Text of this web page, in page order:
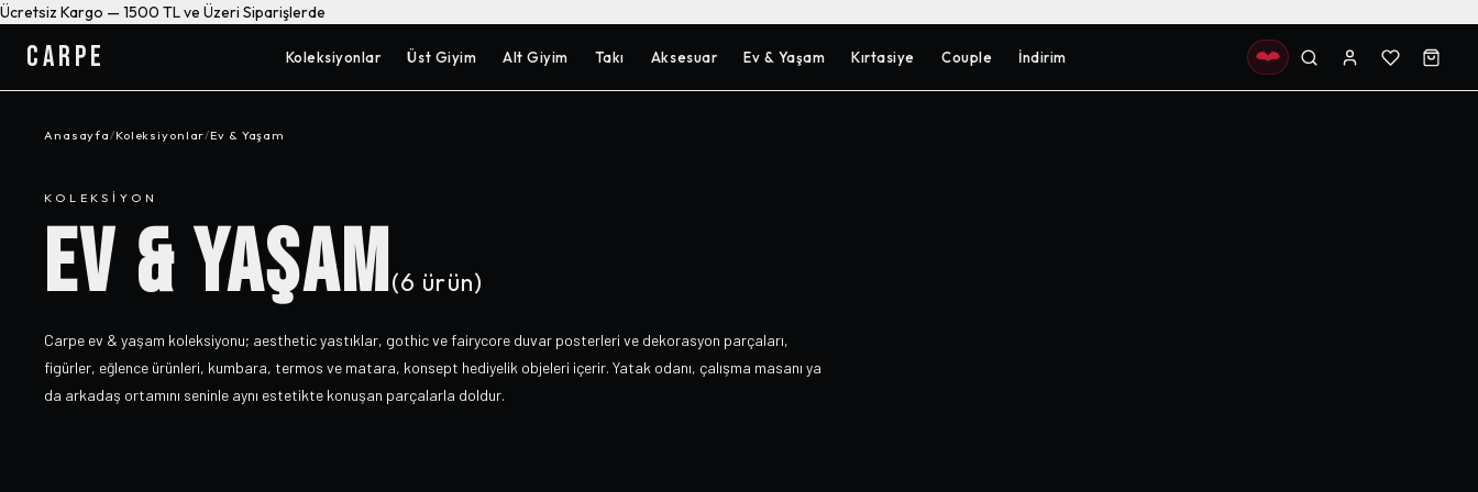
Ücretsiz Kargo — 1500 TL ve Üzeri Siparişlerde
CARPE Koleksiyonlar Üst Giyim Alt Giyim Takı Aksesuar Ev & Yaşam Kırtasiye Couple İndirim
Anasayfa/Koleksiyonlar/Ev & Yaşam
KOLEKSIYON
EV & YAŞAM(6 ürün)
Carpe ev & yaşam koleksiyonu; aesthetic yastıklar, gothic ve fairycore duvar posterleri ve dekorasyon parçaları,
figürler, eğlence ürünleri, kumbara, termos ve matara, konsept hediyelik objeleri içerir. Yatak odanı, çalışma masanı ya
da arkadaş ortamını seninle aynı estetikte konuşan parçalarla doldur.